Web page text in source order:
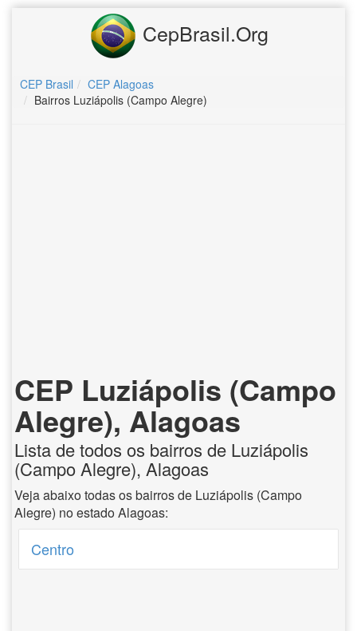
CepBrasil.Org
CEP Brasil
CEP Alagoas
Bairros Luziápolis (Campo Alegre)
CEP Luziápolis (Campo
Alegre), Alagoas
Lista de todos os bairros de Luziápolis
(Campo Alegre), Alagoas
Veja abaixo todas os bairros de Luziápolis (Campo
Alegre) no estado Alagoas:
Centro